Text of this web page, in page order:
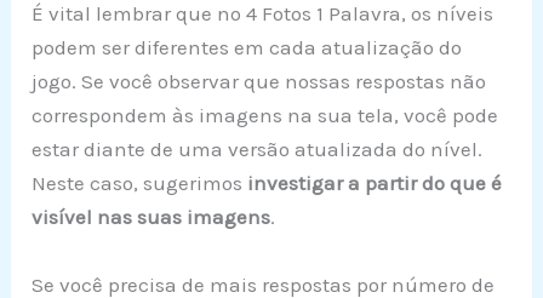
É vital lembrar que no 4 Fotos 1 Palavra, os níveis
podem ser diferentes em cada atualização do
jogo. Se você observar que nossas respostas não
correspondem às imagens na sua tela, você pode
estar diante de uma versão atualizada do nível.
Neste caso, sugerimos investigar a partir do que é
visível nas suas imagens.
Se você precisa de mais respostas por número de